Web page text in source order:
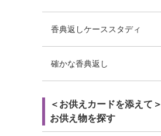
香典返しケーススタディ
確かな香典返し
＜お供えカードを添えて＞
お供え物を探す